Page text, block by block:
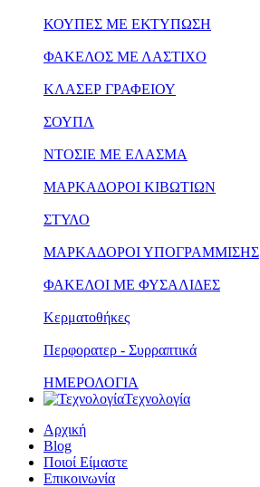
ΚΟΥΠΕΣ ΜΕ ΕΚΤΥΠΩΣΗ
ΦΑΚΕΛΟΣ ΜΕ ΛΑΣΤΙΧΟ
ΚΛΑΣΕΡ ΓΡΑΦΕΙΟΥ
ΣΟΥΠΛ
ΝΤΟΣΙΕ ΜΕ ΕΛΑΣΜΑ
ΜΑΡΚΑΔΟΡΟΙ ΚΙΒΩΤΙΩΝ
ΣΤΥΛΟ
ΜΑΡΚΑΔΟΡΟΙ ΥΠΟΓΡΑΜΜΙΣΗΣ
ΦΑΚΕΛΟΙ ΜΕ ΦΥΣΑΛΙΔΕΣ
Κερματοθήκες
Περφορατερ - Συρραπτικά
ΗΜΕΡΟΛΟΓΙΑ
Τεχνολογία
Αρχική
Blog
Ποιοί Είμαστε
Επικοινωνία